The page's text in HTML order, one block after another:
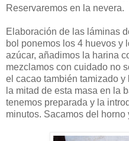
Reservaremos en la nevera.
Elaboración de las láminas
bol ponemos los 4 huevos y
azúcar, añadimos la harina
mezclamos con cuidado no
el cacao también tamizado
la mitad de esta masa en la
tenemos preparada y la
minutos. Sacamos del horno